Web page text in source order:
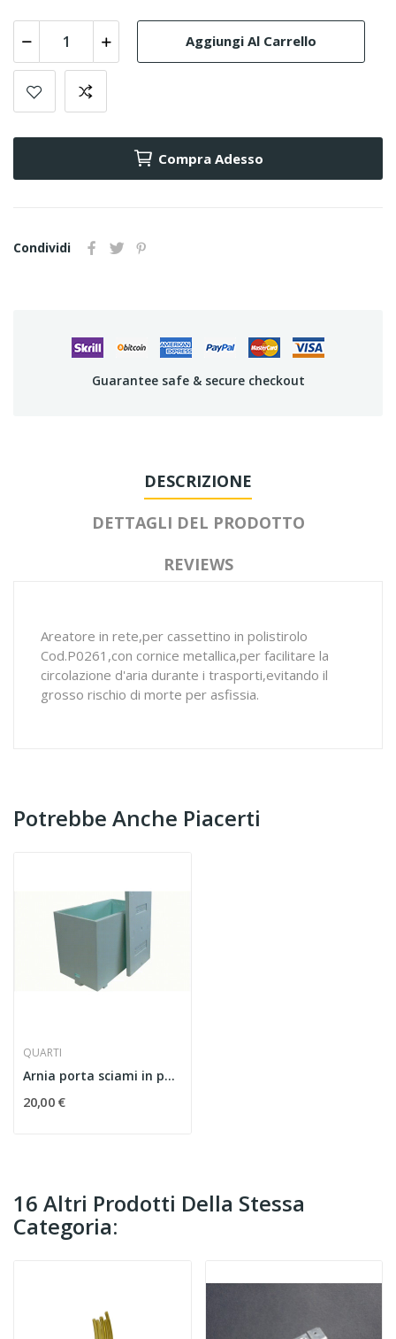
Aggiungi Al Carrello
Compra Adesso
Condividi
Guarantee safe & secure checkout
DESCRIZIONE
DETTAGLI DEL PRODOTTO
REVIEWS
Areatore in rete,per cassettino in polistirolo
Cod.P0261,con cornice metallica,per facilitare la
circolazione d'aria durante i trasporti,evitando il
grosso rischio di morte per asfissia.
Potrebbe Anche Piacerti
QUARTI
Arnia porta sciami in polistirolo 6 favi d.b.
20,00 €
16 Altri Prodotti Della Stessa
Categoria: